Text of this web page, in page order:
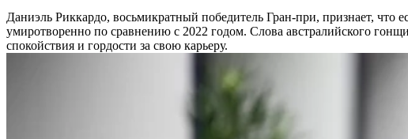
Даниэль Риккардо, восьмикратный победитель Гран-при, признает, что
умиротворенно по сравнению с 2022 годом. Слова австралийского
спокойствия и гордости за свою карьеру.